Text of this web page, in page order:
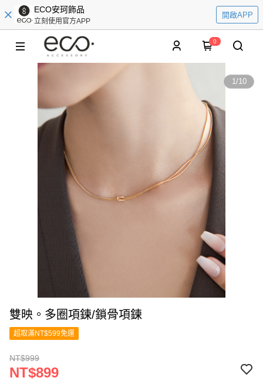
ECO安珂飾品
立刻使用官方APP
開啟APP
0
1/10
雙映。多圈項鍊/鎖骨項鍊
超取滿NT$599免運
NT$999
NT$899